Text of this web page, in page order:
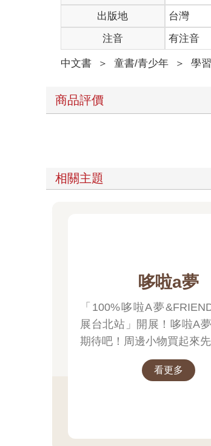
出版地
台灣
注音
有注音
中文書 ＞ 童書/青少年 ＞ 學
商品評價
相關主題
哆啦a夢
「100%哆啦A夢
展台北站」開展！哆啦A
期待吧！周邊小物買起來先
看更多